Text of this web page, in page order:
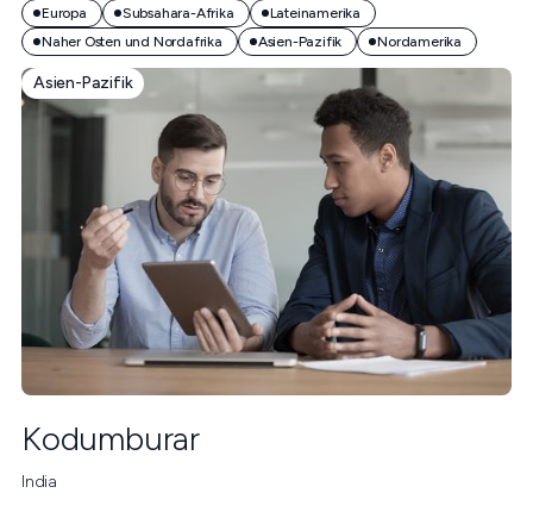
Europa Subsahara-Afrika
Lateinamerika
Naher Osten und Nordafrika
Asien-Pazifik Nordamerika
Asien-Pazifik
Kodumburar
India